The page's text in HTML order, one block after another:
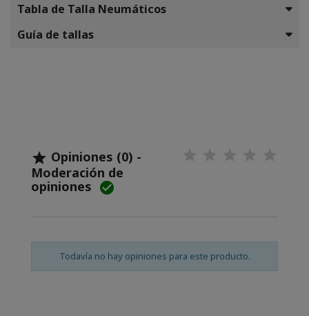
Tabla de Talla Neumáticos
Guía de tallas
 Opiniones (0) -
Moderación de
opiniones 
Todavía no hay opiniones para este producto.